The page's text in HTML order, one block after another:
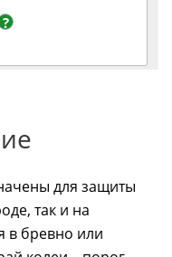
?
для защиты
так и на
в бревно или